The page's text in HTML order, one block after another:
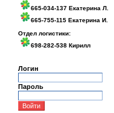
665-034-137 Екатерина Л.
665-755-115 Екатерина И.
Отдел логистики:
698-282-538 Кирилл
Логин
Пароль